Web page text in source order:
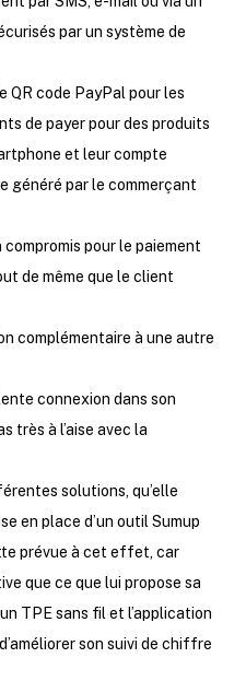
par un système de
QR code PayPal pour les
de payer pour des produits
et leur compte
généré par le commerçant
pour le paiement
de même que le client
complémentaire à une autre
connexion dans son
très à l’aise avec la
solutions, qu’elle
en place d’un outil Sumup
prévue à cet effet, car
que ce que lui propose sa
TPE sans fil et l’application
son suivi de chiffre